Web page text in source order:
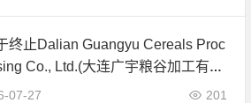
终止Dalian Guangyu Cereals Proc
Co., Ltd.(大连广宇粮谷加工有限
)JAS有机产品认证证书的公告
07-27 201